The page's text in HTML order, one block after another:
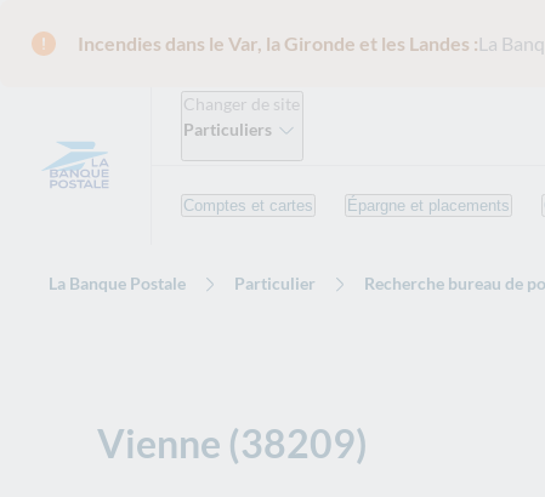
Incendies dans le Var, la Gironde et les Landes :La
Changer de site
Particuliers
Comptes et cartes Épargne et placements
La Banque Postale Particulier Recherche bureau de
Vienne (38209)